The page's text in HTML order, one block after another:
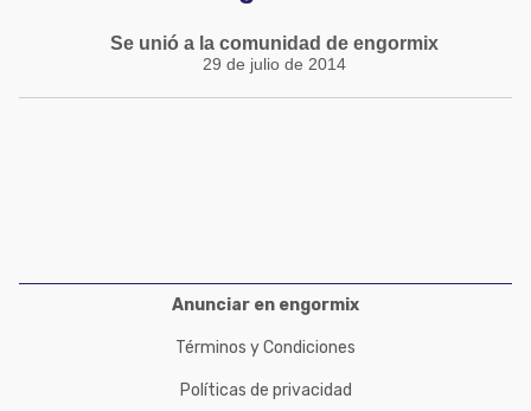
Balanceados - Piensos
Se unió a la comunidad de engormix
29 de julio de 2014
Anunciar en engormix
Términos y Condiciones
Políticas de privacidad